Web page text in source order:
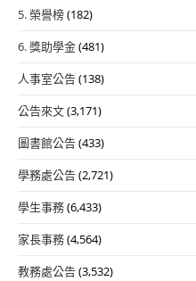
5. 榮譽榜(182)
6. 獎助學金(481)
人事室公告(138)
公告來文(3,171)
圖書館公告(433)
學務處公告(2,721)
學生事務(6,433)
家長事務(4,564)
教務處公告(3,532)